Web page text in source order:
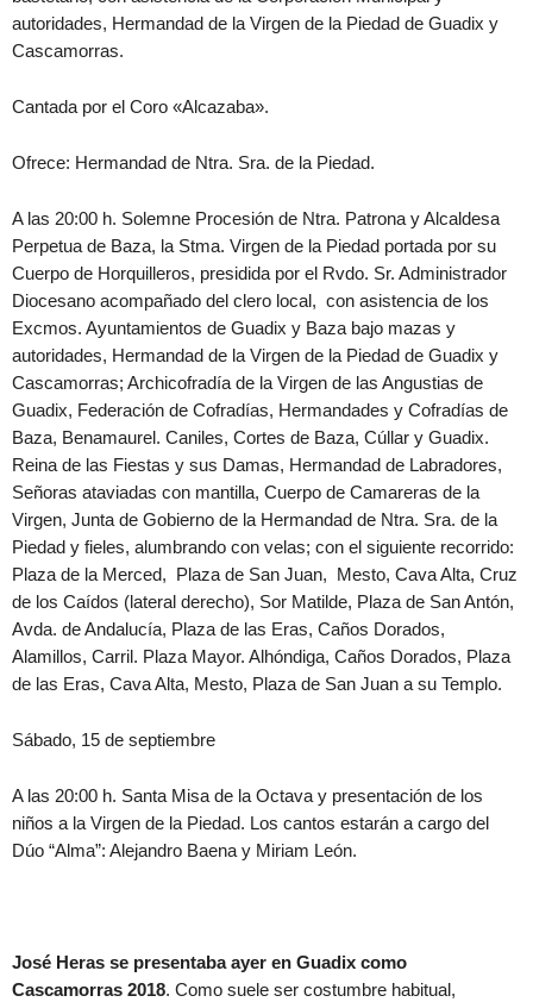
autoridades, Hermandad de la Virgen de la Piedad de Guadix y
Cascamorras.
Cantada por el Coro «Alcazaba».
Ofrece: Hermandad de Ntra. Sra. de la Piedad.
A las 20:00 h. Solemne Procesión de Ntra. Patrona y Alcaldesa
Perpetua de Baza, la Stma. Virgen de la Piedad portada por su
Cuerpo de Horquilleros, presidida por el Rvdo. Sr. Administrador
Diocesano acompañado del clero local, con asistencia de los
Excmos. Ayuntamientos de Guadix y Baza bajo mazas y
autoridades, Hermandad de la Virgen de la Piedad de Guadix y
Cascamorras; Archicofradía de la Virgen de las Angustias de
Guadix, Federación de Cofradías, Hermandades y Cofradías de
Baza, Benamaurel. Caniles, Cortes de Baza, Cúllar y Guadix.
Reina de las Fiestas y sus Damas, Hermandad de Labradores,
Señoras ataviadas con mantilla, Cuerpo de Camareras de la
Virgen, Junta de Gobierno de la Hermandad de Ntra. Sra. de la
Piedad y fieles, alumbrando con velas; con el siguiente recorrido:
Plaza de la Merced, Plaza de San Juan, Mesto, Cava Alta, Cruz
de los Caídos (lateral derecho), Sor Matilde, Plaza de San Antón,
Avda. de Andalucía, Plaza de las Eras, Caños Dorados,
Alamillos, Carril. Plaza Mayor. Alhóndiga, Caños Dorados, Plaza
de las Eras, Cava Alta, Mesto, Plaza de San Juan a su Templo.
Sábado, 15 de septiembre
A las 20:00 h. Santa Misa de la Octava y presentación de los
niños a la Virgen de la Piedad. Los cantos estarán a cargo del
Dúo “Alma”: Alejandro Baena y Miriam León.
José Heras se presentaba ayer en Guadix como
Cascamorras 2018. Como suele ser costumbre habitual,